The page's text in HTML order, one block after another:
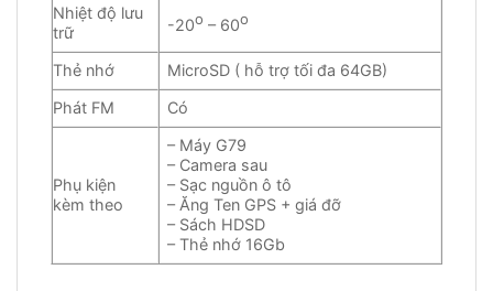
Nhiệt độ lưu
trữ
-20o – 60o
Thẻ nhớ
MicroSD ( hỗ trợ tối đa 64GB)
Phát FM
Có
Phụ kiện
kèm theo
– Máy G79
– Camera sau
– Sạc nguồn ô tô
– Ăng Ten GPS + giá đỡ
– Sách HDSD
– Thẻ nhớ 16Gb